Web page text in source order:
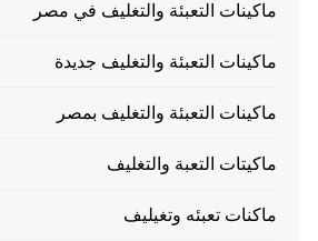
ماكينات التعبئة والتغليف في مصر
ماكينات التعبئة والتغليف جديدة
ماكينات التعبئة والتغليف بمصر
ماكيتات التعبة والتغليف
ماكنات تعبئه وتغيليف